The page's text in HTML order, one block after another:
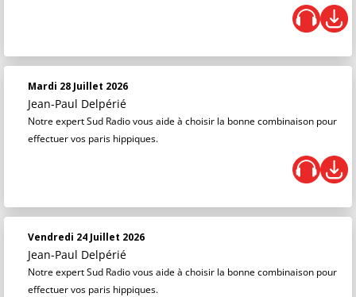
Mardi 28 Juillet 2026
Jean-Paul Delpérié
Notre expert Sud Radio vous aide à choisir la bonne combinaison pour
effectuer vos paris hippiques.
Vendredi 24 Juillet 2026
Jean-Paul Delpérié
Notre expert Sud Radio vous aide à choisir la bonne combinaison pour
effectuer vos paris hippiques.